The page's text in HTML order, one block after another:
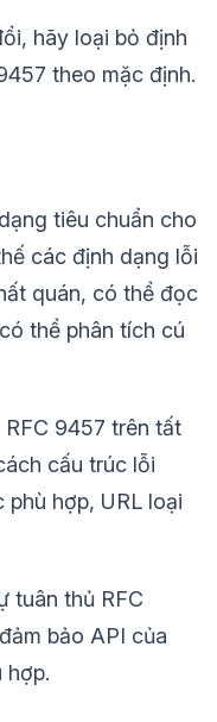
hãy loại bỏ định
theo mặc định.
tiêu chuẩn cho
các định dạng lỗi
quán, có thể đọc
thể phân tích cú
RFC 9457 trên tất
cấu trúc lỗi
hợp, URL loại
tuân thủ RFC
bảo API của
hợp.